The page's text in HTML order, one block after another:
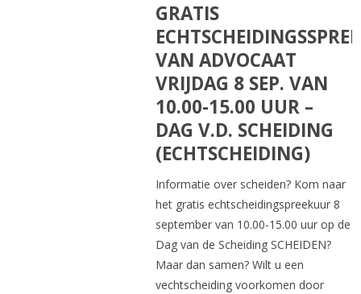
GRATIS
VAN ADVOCAAT
VRIJDAG 8 SEP. VAN
10.00-15.00 UUR –
DAG V.D. SCHEIDING
(ECHTSCHEIDING)
Informatie over scheiden? Kom naar
het gratis echtscheidingspreekuur 8
september van 10.00-15.00 uur op de
Dag van de Scheiding SCHEIDEN?
Maar dan samen? Wilt u een
vechtscheiding voorkomen door